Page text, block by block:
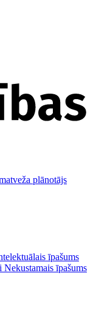
plānotājs
īpašums
Nekustamais īpašums